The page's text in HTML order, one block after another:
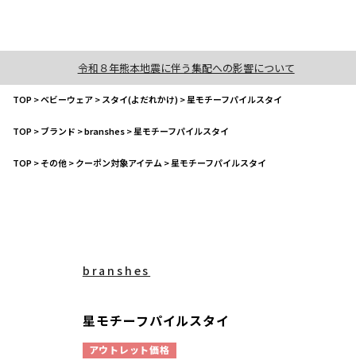
令和８年熊本地震に伴う集配への影響について
TOP>ベビーウェア>スタイ(よだれかけ)>星モチーフパイルスタイ
TOP>ブランド >branshes>星モチーフパイルスタイ
TOP>その他>クーポン対象アイテム >星モチーフパイルスタイ
branshes
星モチーフパイルスタイ
アウトレット価格